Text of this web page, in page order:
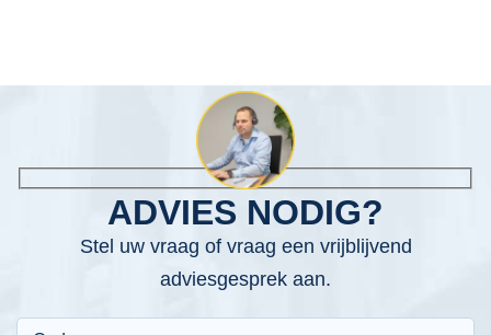
ADVIES NODIG?
Stel uw vraag of vraag een vrijblijvend
adviesgesprek aan.